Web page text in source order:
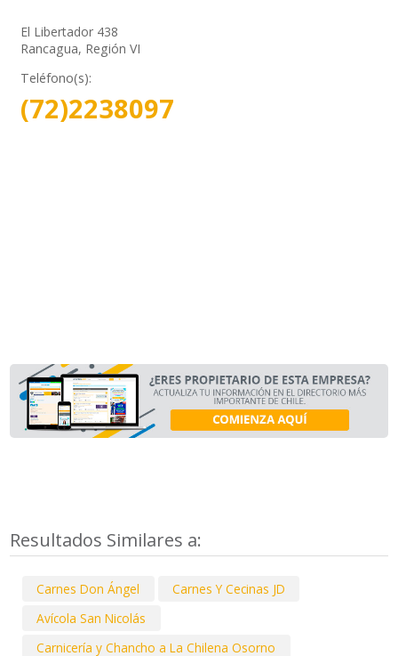
El Libertador 438
Rancagua, Región VI
Teléfono(s):
(72)2238097
Resultados Similares a:
Carnes Don Ángel
Carnes Y Cecinas JD
Avícola San Nicolás
Carnicería y Chancho a La Chilena Osorno